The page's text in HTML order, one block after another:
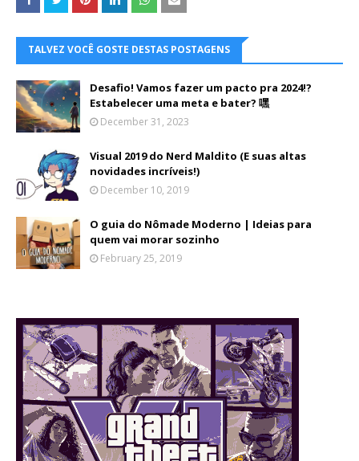
TALVEZ VOCÊ GOSTE DESTAS POSTAGENS
Desafio! Vamos fazer um pacto pra 2024!?
Estabelecer uma meta e bater? 嘿
December 31, 2023
Visual 2019 do Nerd Maldito (E suas altas
novidades incríveis!)
December 10, 2019
O guia do Nômade Moderno | Ideias para
quem vai morar sozinho
February 25, 2019